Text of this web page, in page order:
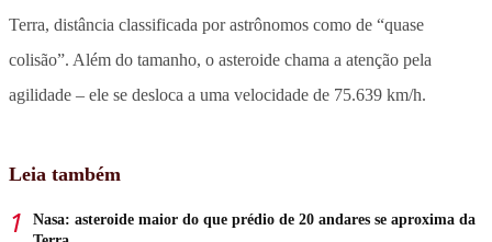
Terra, distância classificada por astrônomos como de “quase
colisão”. Além do tamanho, o asteroide chama a atenção pela
agilidade – ele se desloca a uma velocidade de 75.639 km/h.
Leia também
Nasa: asteroide maior do que prédio de 20 andares se aproxima da